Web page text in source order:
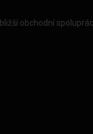
obchodní